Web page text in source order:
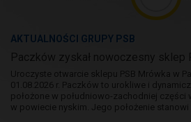
AKTUALNOŚCI GRUPY PSB
Paczków zyskał nowoczesny sklep
Uroczyste otwarcie sklepu PSB Mrówka w
01.08.2026 r. Paczków to urokliwe i
położone w południowo-zachodniej
w powiecie nyskim. Jego położenie stanowi